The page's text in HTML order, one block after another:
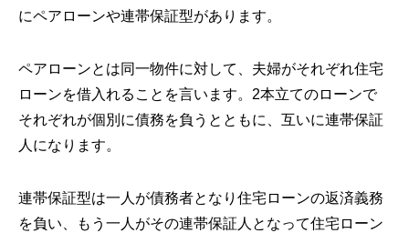
にペアローンや連帯保証型があります。
ペアローンとは同一物件に対して、夫婦がそれぞれ住宅
ローンを借入れることを言います。2本立てのローンで
それぞれが個別に債務を負うとともに、互いに連帯保証
人になります。
連帯保証型は一人が債務者となり住宅ローンの返済義務
を負い、もう一人がその連帯保証人となって住宅ローン